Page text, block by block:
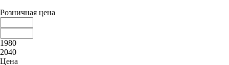
Розничная цена
1980
2040
Цена